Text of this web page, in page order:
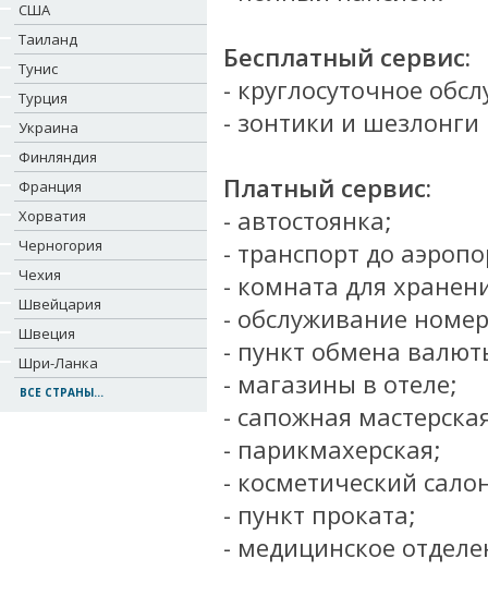
США
Таиланд
Тунис
Турция
Украина
Финляндия
Франция
Хорватия
Черногория
Чехия
Швейцария
Швеция
Шри-Ланка
ВСЕ СТРАНЫ...
Бесплатный сервис:
- круглосуточное
- зонтики и
Платный сервис:
- автостоянка;
- транспорт до
- комната для
- обслуживание
- пункт обмена
- магазины в отеле;
- сапожная
- парикмахерская;
- косметический
- пункт проката;
- медицинское